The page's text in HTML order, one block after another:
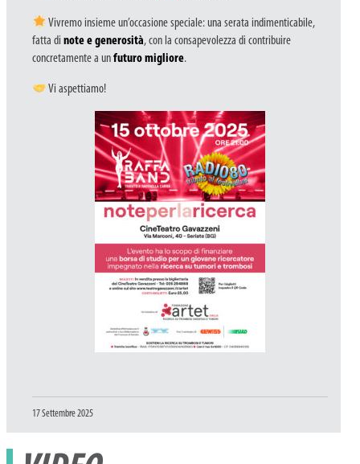
Vivremo insieme un’occasione speciale: una serata indimenticabile,
fatta di note e generosità, con la consapevolezza di contribuire
concretamente a unfuturo migliore.
Vi aspettiamo!
Pubblicato
17 Settembre 2025